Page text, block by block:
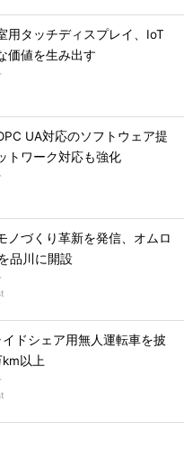
用タッチディスプレイ、IoT
価値を生み出す
UA対応のソフトウェア提
トワーク対応も強化
ノづくり革新を発信、オムロ
品川に開設
ドシェア用無人運転車を披
以上